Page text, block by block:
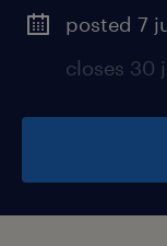
posted 7
closes 30